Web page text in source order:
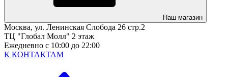
Наш магазин
Москва, ул. Ленинская Слобода 26 стр.2
ТЦ "Глобал Молл" 2 этаж
Ежедневно с 10:00 до 22:00
К КОНТАКТАМ